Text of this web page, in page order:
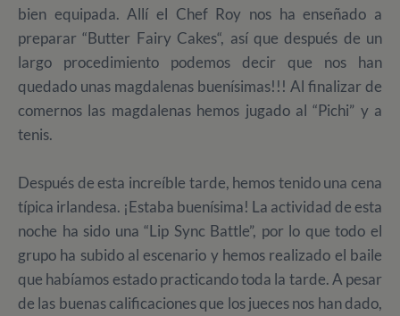
bien equipada. Allí el Chef Roy nos ha enseñado a
preparar “Butter Fairy Cakes“, así que después de un
largo procedimiento podemos decir que nos han
quedado unas magdalenas buenísimas!!! Al finalizar de
comernos las magdalenas hemos jugado al “Pichi” y a
tenis.
Después de esta increíble tarde, hemos tenido una cena
típica irlandesa. ¡Estaba buenísima! La actividad de esta
noche ha sido una “Lip Sync Battle”, por lo que todo el
grupo ha subido al escenario y hemos realizado el baile
que habíamos estado practicando toda la tarde. A pesar
de las buenas calificaciones que los jueces nos han dado,